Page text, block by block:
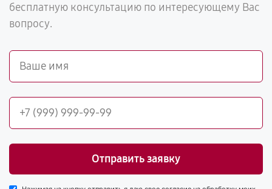
бесплатную консультацию по интересующему Вас
вопросу.
Отправить заявку